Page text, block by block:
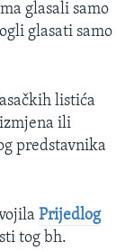
glasali samo
glasati samo
listića
ili
predstavnika
Prijedlog
tog bh.